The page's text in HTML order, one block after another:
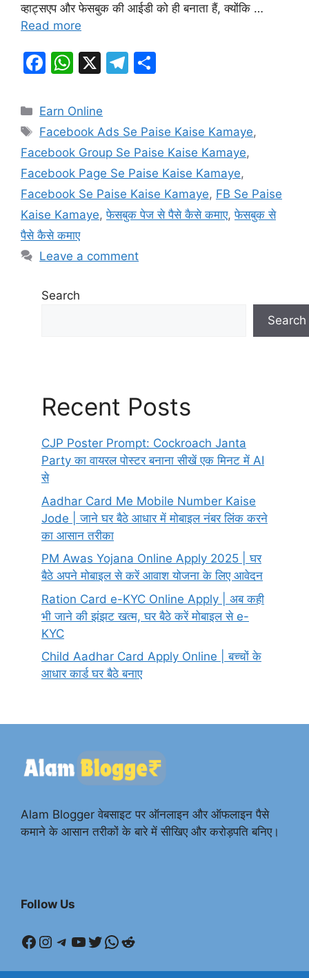
व्हाट्सएप और फेसबुक की आईडी को ही बनाता हैं, क्योंकि …
Read more
F
c
e
b
o
o
k
W
at
s
A
p
p
X
T
gr
a
m
e
Categories
Earn Online
Tags
Facebook Ads Se Paise Kaise Kamaye,
Facebook Group Se Paise Kaise Kamaye,
Facebook Page Se Paise Kaise Kamaye,
Facebook Se Paise Kaise Kamaye, FB Se Paise
Kaise Kamaye,फेसबुक पेज से पैसे कैसे कमाए,फेसबुक से
पैसे कैसे कमाए
Leave a comment
Search
Search
Recent Posts
CJP Poster Prompt: Cockroach Janta
Party का वायरल पोस्टर बनाना सीखें एक मिनट में AI
से
Aadhar Card Me Mobile Number Kaise
Jode | जाने घर बैठे आधार में मोबाइल नंबर लिंक करने
का आसान तरीका
PM Awas Yojana Online Apply 2025 | घर
बैठे अपने मोबाइल से करें आवाश योजना के लिए आवेदन
Ration Card e-KYC Online Apply | अब कही
भी जाने की झंझट खत्म, घर बैठे करें मोबाइल से e-
KYC
Child Aadhar Card Apply Online | बच्चों के
आधार कार्ड घर बैठे बनाए
Alam Blogger वेबसाइट पर ऑनलाइन और ऑफलाइन पैसे
कमाने के आसान तरीकों के बारे में सीखिए और करोड़पति बनिए।
Follow Us
Facebook
Instagram
Telegram
YouTube
Twitter
WhatsApp
Reddit